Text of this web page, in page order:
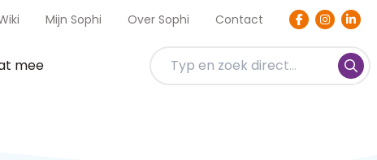
Mijn Sophi Over Sophi Contact
mee